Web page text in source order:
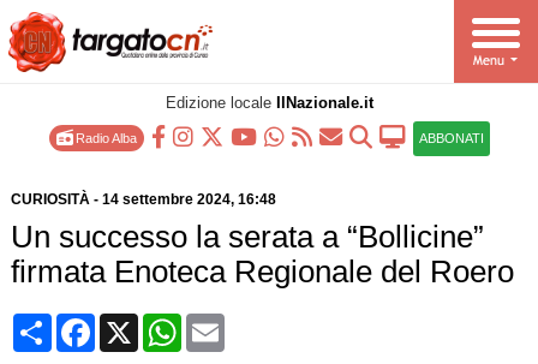
Edizione locale IlNazionale.it
Radio Alba ABBONATI
CURIOSITÀ- 14 settembre 2024, 16:48
Un successo la serata a “Bollicine”
firmata Enoteca Regionale del Roero
CondividiFacebook
X WhatsApp
Email